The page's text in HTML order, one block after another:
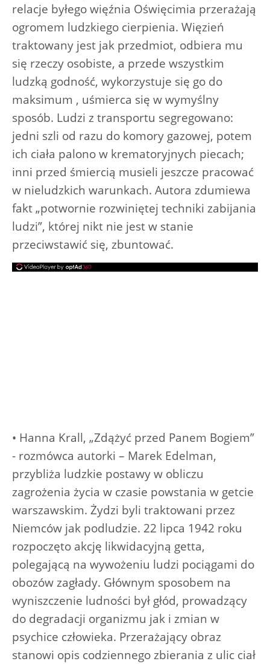
relacje byłego więźnia Oświęcimia przerażają
ogromem ludzkiego cierpienia. Więzień
traktowany jest jak przedmiot, odbiera mu
się rzeczy osobiste, a przede wszystkim
ludzką godność, wykorzystuje się go do
maksimum , uśmierca się w wymyślny
sposób. Ludzi z transportu segregowano:
jedni szli od razu do komory gazowej, potem
ich ciała palono w krematoryjnych piecach;
inni przed śmiercią musieli jeszcze pracować
w nieludzkich warunkach. Autora zdumiewa
fakt „potwornie rozwiniętej techniki zabijania
ludzi”, której nikt nie jest w stanie
przeciwstawić się, zbuntować.
• Hanna Krall, „Zdążyć przed Panem Bogiem”
- rozmówca autorki – Marek Edelman,
przybliża ludzkie postawy w obliczu
zagrożenia życia w czasie powstania w getcie
warszawskim. Żydzi byli traktowani przez
Niemców jak podludzie. 22 lipca 1942 roku
rozpoczęto akcję likwidacyjną getta,
polegającą na wywożeniu ludzi pociągami do
obozów zagłady. Głównym sposobem na
wyniszczenie ludności był głód, prowadzący
do degradacji organizmu jak i zmian w
psychice człowieka. Przerażający obraz
stanowi opis codziennego zbierania z ulic ciał